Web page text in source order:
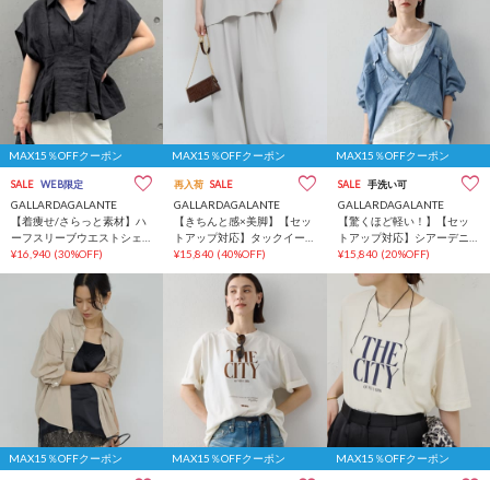
MAX15％OFFクーポン
SALE WEB限定
GALLARDAGALANTE
【着痩せ/さらっと素材】ハ
ーフスリーブウエストシェ
イプシャツ
¥16,940 (30%OFF)
MAX15％OFFクーポン
再入荷 SALE
GALLARDAGALANTE
【きちんと感×美脚】【セッ
トアップ対応】タックイー
ジーパンツ
¥15,840 (40%OFF)
MAX15％OFFクーポン
SALE 手洗い可
GALLARDAGALANTE
【驚くほど軽い！】【セッ
トアップ対応】シアーデニ
ムシャツ
¥15,840 (20%OFF)
MAX15％OFFクーポン MAX15％OFFクーポン MAX15％OFFクーポン